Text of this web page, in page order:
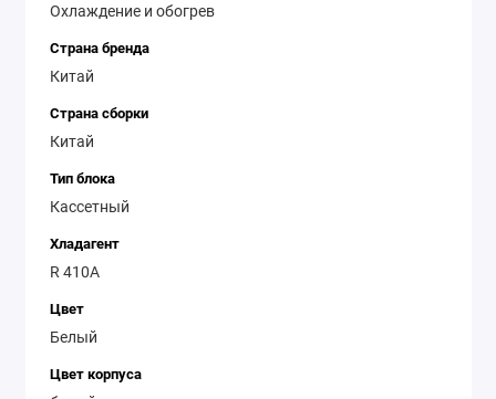
Охлаждение и обогрев
Страна бренда
Китай
Страна сборки
Китай
Тип блока
Кассетный
Хладагент
R 410A
Цвет
Белый
Цвет корпуса